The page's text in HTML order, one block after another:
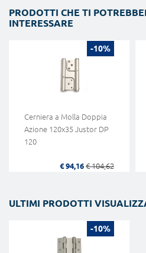
PRODOTTI CHE TI
INTERESSARE
-10%
Cerniera a Molla Doppia
Azione 120x35 Justor DP
120
€ 94,16 € 104,62
ULTIMI PRODOTTI
-10%